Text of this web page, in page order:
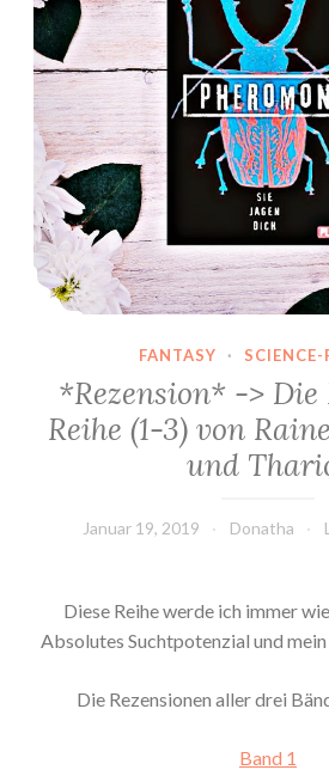
FANTASY ·
*Rezension* -> Die
Reihe (1-3) von
und
Januar 19, 2019 Donatha
Diese Reihe werde ich immer
Absolutes Suchtpotenzial und
Die Rezensionen aller drei
Band 1